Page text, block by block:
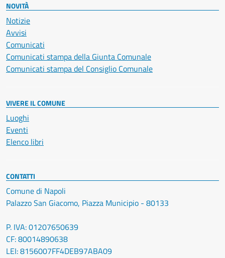
NOVITÀ
Notizie
Avvisi
Comunicati
Comunicati stampa della Giunta Comunale
Comunicati stampa del Consiglio Comunale
VIVERE IL COMUNE
Luoghi
Eventi
Elenco libri
CONTATTI
Comune di Napoli
Palazzo San Giacomo, Piazza Municipio - 80133
P. IVA: 01207650639
CF: 80014890638
LEI: 8156007FF4DEB97ABA09